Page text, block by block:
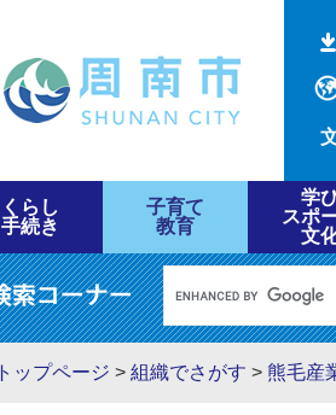
くらし
手続き
子育て
教育
学
スポ
文
トップページ > 組織でさがす > 熊毛産